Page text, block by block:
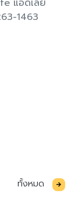
แอดเลย
1463
ทั้งหมด